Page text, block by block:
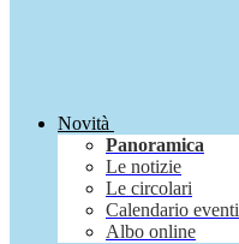
Novità
Panoramica
Le notizie
Le circolari
Calendario eventi
Albo online